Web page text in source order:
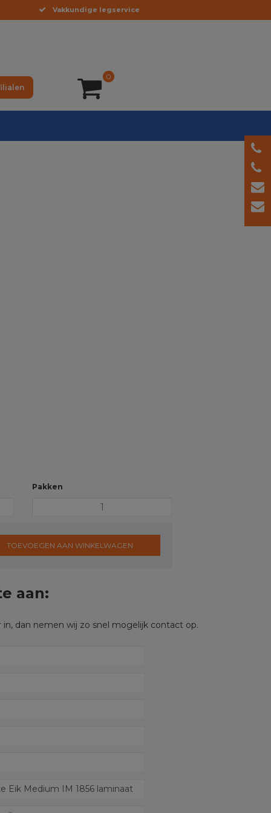
Vakkundige legservice
0
Pakken
TOEVOEGEN AAN WINKELWAGEN
aan:
dan nemen wij zo snel mogelijk contact op.